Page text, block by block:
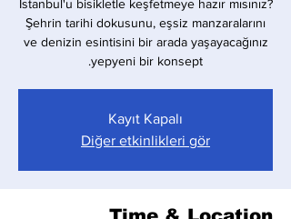
İstanbul'u bisikletle keşfetmeye hazır mısınız?
Şehrin tarihi dokusunu, eşsiz manzaralarını
ve denizin esintisini bir arada yaşayacağınız
yepyeni bir konsept.
Kayıt Kapalı
Diğer etkinlikleri gör